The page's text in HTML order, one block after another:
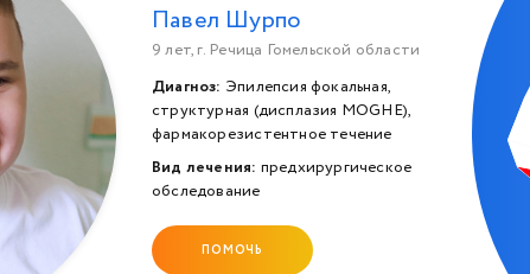
Павел Шурпо
9 лет, г. Речица Гомельской области
Диагноз: Эпилепсия фокальная,
структурная (дисплазия MOGHE),
фармакорезистентное течение
Вид лечения: предхирургическое
обследование
ПОМОЧЬ